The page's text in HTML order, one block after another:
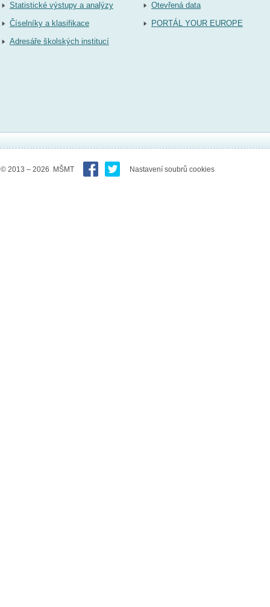
Statistické výstupy a analýzy
Číselníky a klasifikace
Adresáře školských institucí
Otevřená data
PORTÁL YOUR EUROPE
© 2013 – 2026 MŠMT Nastavení soubrů cookies